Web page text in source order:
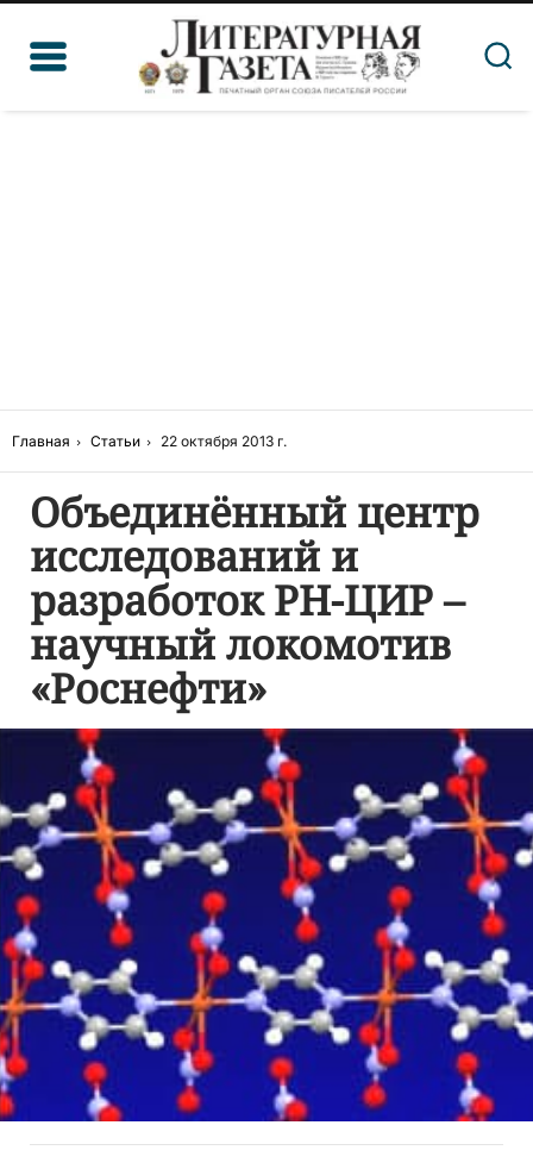
Главная Статьи 22 октября 2013 г.
Объединённый центр
исследований и
разработок РН-ЦИР –
научный локомотив
«Роснефти»